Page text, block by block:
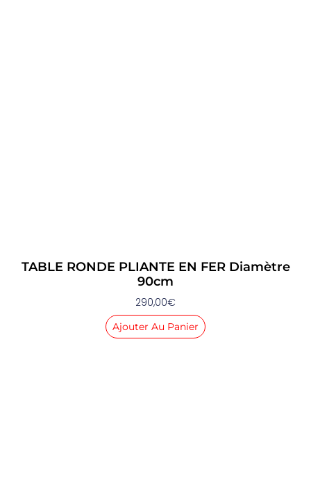
TABLE RONDE PLIANTE EN FER Diamètre
90cm
290,00€
Ajouter Au Panier